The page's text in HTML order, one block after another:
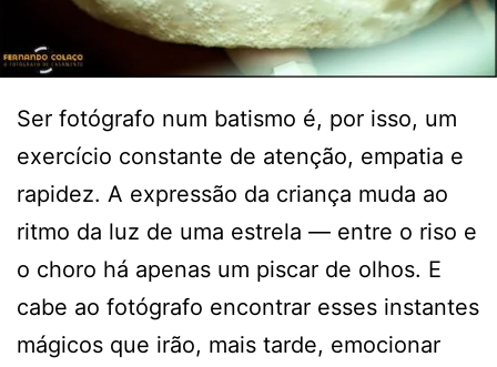
Ser fotógrafo num batismo é, por isso, um
exercício constante de atenção, empatia e
rapidez. A expressão da criança muda ao
ritmo da luz de uma estrela — entre o riso e
o choro há apenas um piscar de olhos. E
cabe ao fotógrafo encontrar esses instantes
mágicos que irão, mais tarde, emocionar